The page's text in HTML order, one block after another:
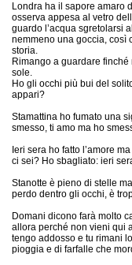
Londra ha il sapore amaro
osserva appesa al vetro
guardo l’acqua sgretolarsi
nemmeno una goccia, così
Rimango a guardare
Ho gli occhi più bui del
appari?
Stamattina ho fumato una
smesso, ti amo ma ho
Ieri sera ho fatto l’amore
ci sei? Ho sbagliato: ieri
Stanotte è pieno di stelle
perdo dentro gli occhi, è
Domani dicono farà molto
allora perché non vieni qui
tengo addosso e tu rimani
pioggia e di farfalle che